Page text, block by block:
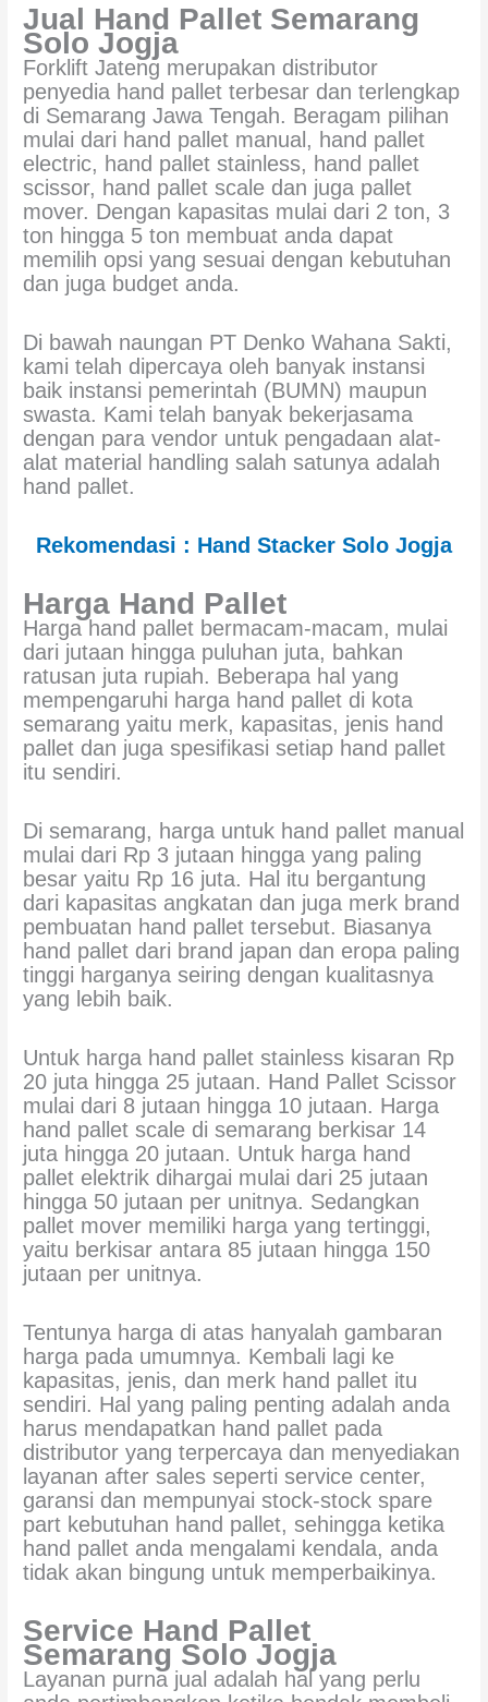
Jual Hand Pallet Semarang
Solo Jogja
Forklift Jateng merupakan distributor
penyedia hand pallet terbesar dan terlengkap
di Semarang Jawa Tengah. Beragam pilihan
mulai dari hand pallet manual, hand pallet
electric, hand pallet stainless, hand pallet
scissor, hand pallet scale dan juga pallet
mover. Dengan kapasitas mulai dari 2 ton, 3
ton hingga 5 ton membuat anda dapat
memilih opsi yang sesuai dengan kebutuhan
dan juga budget anda.
Di bawah naungan PT Denko Wahana Sakti,
kami telah dipercaya oleh banyak instansi
baik instansi pemerintah (BUMN) maupun
swasta. Kami telah banyak bekerjasama
dengan para vendor untuk pengadaan alat-
alat material handling salah satunya adalah
hand pallet.
Rekomendasi : Hand Stacker Solo Jogja
Harga Hand Pallet
Harga hand pallet bermacam-macam, mulai
dari jutaan hingga puluhan juta, bahkan
ratusan juta rupiah. Beberapa hal yang
mempengaruhi harga hand pallet di kota
semarang yaitu merk, kapasitas, jenis hand
pallet dan juga spesifikasi setiap hand pallet
itu sendiri.
Di semarang, harga untuk hand pallet manual
mulai dari Rp 3 jutaan hingga yang paling
besar yaitu Rp 16 juta. Hal itu bergantung
dari kapasitas angkatan dan juga merk brand
pembuatan hand pallet tersebut. Biasanya
hand pallet dari brand japan dan eropa paling
tinggi harganya seiring dengan kualitasnya
yang lebih baik.
Untuk harga hand pallet stainless kisaran Rp
20 juta hingga 25 jutaan. Hand Pallet Scissor
mulai dari 8 jutaan hingga 10 jutaan. Harga
hand pallet scale di semarang berkisar 14
juta hingga 20 jutaan. Untuk harga hand
pallet elektrik dihargai mulai dari 25 jutaan
hingga 50 jutaan per unitnya. Sedangkan
pallet mover memiliki harga yang tertinggi,
yaitu berkisar antara 85 jutaan hingga 150
jutaan per unitnya.
Tentunya harga di atas hanyalah gambaran
harga pada umumnya. Kembali lagi ke
kapasitas, jenis, dan merk hand pallet itu
sendiri. Hal yang paling penting adalah anda
harus mendapatkan hand pallet pada
distributor yang terpercaya dan menyediakan
layanan after sales seperti service center,
garansi dan mempunyai stock-stock spare
part kebutuhan hand pallet, sehingga ketika
hand pallet anda mengalami kendala, anda
tidak akan bingung untuk memperbaikinya.
Service Hand Pallet
Semarang Solo Jogja
Layanan purna jual adalah hal yang perlu